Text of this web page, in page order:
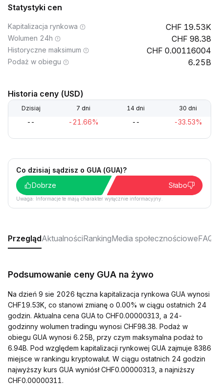
Statystyki cen
Kapitalizacja rynkowa 19.53K
Wolumen 24h 98.38
Historyczne maksimum 0.00116004
Podaż w obiegu 6.25B
Historia ceny (USD)
Dzisiaj 7 dni 14 dni 30 dni
-- -21.66% -- -33.53%
Co dzisiaj sądzisz o GUA (GUA)?
Dobrze
Słabo
Uwaga: Informacje te mają charakter wyłącznie informacyjny.
PrzeglądAktualnościRankingMedia społecznościoweFAQ
Podsumowanie ceny GUA na żywo
Na dzień 9 sie 2026 łączna kapitalizacja rynkowa GUA wynosi
CHF19.53K, co stanowi zmianę o 0.00% w ciągu ostatnich 24
godzin. Aktualna cena GUA to CHF0.00000313, a 24-
godzinny wolumen tradingu wynosi CHF98.38. Podaż w
obiegu GUA wynosi 6.25B, przy czym maksymalna podaż to
6.94B. Pod względem kapitalizacji rynkowej GUA zajmuje 8386
miejsce w rankingu kryptowalut. W ciągu ostatnich 24 godzin
najwyższy kurs GUA wyniósł CHF0.00000313, a najniższy
CHF0.00000311.